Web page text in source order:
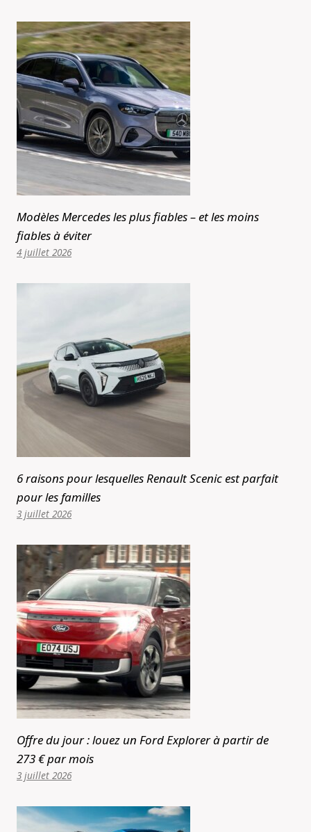
Modèles Mercedes les plus fiables – et les moins
fiables à éviter
4 juillet 2026
6 raisons pour lesquelles Renault Scenic est parfait
pour les familles
3 juillet 2026
Offre du jour : louez un Ford Explorer à partir de
273 € par mois
3 juillet 2026